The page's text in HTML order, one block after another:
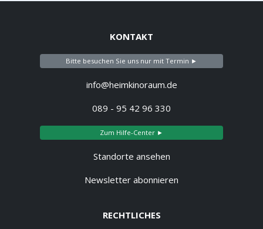
KONTAKT
Bitte besuchen Sie uns nur mit Termin ►
info@heimkinoraum.de
089 - 95 42 96 330
Zum Hilfe-Center ►
Standorte ansehen
Newsletter abonnieren
RECHTLICHES